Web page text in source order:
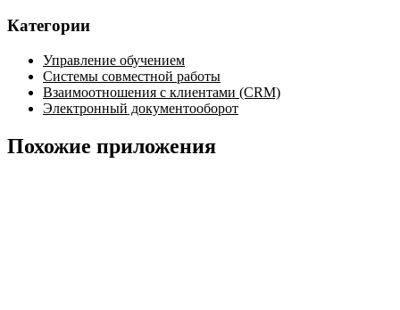
Категории
Управление обучением
Системы совместной работы
Взаимоотношения с клиентами (CRM)
Электронный документооборот
Похожие приложения